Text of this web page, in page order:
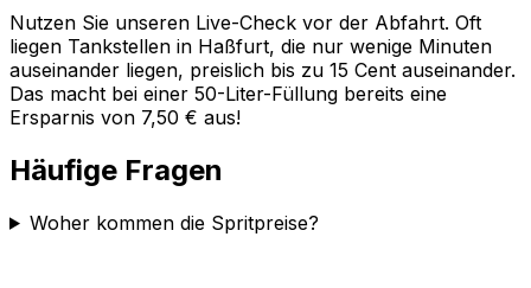
Nutzen Sie unseren Live-Check vor der Abfahrt. Oft
liegen Tankstellen in Haßfurt, die nur wenige Minuten
auseinander liegen, preislich bis zu 15 Cent auseinander.
Das macht bei einer 50-Liter-Füllung bereits eine
Ersparnis von 7,50 € aus!
Häufige Fragen
Woher kommen die Spritpreise?